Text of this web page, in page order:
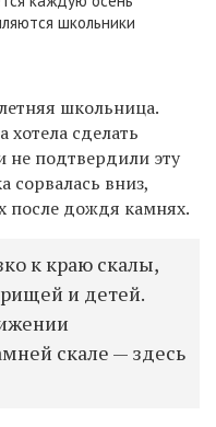
школьники
школьница.
сделать
не подтвердили эту
сорвалась вниз,
после дождя камнях.
к краю скалы,
и детей.
скале — здесь